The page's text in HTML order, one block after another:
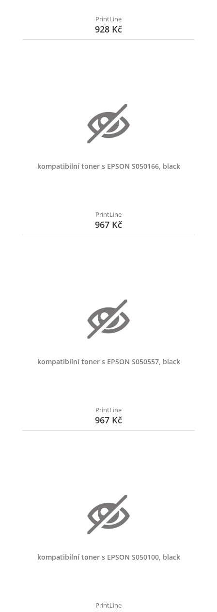
PrintLine
928 Kč
kompatibilní toner s EPSON S050166, black
PrintLine
967 Kč
kompatibilní toner s EPSON S050557, black
PrintLine
967 Kč
kompatibilní toner s EPSON S050100, black
PrintLine